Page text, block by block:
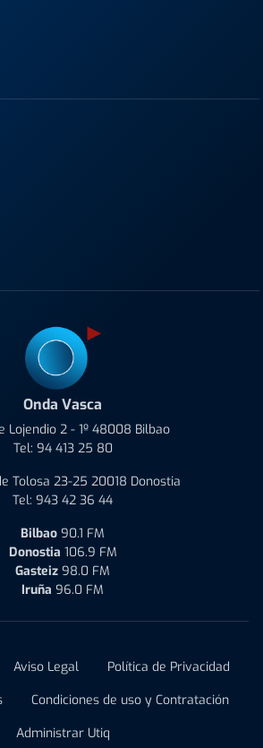
Onda Vasca
Lojendio 2 - 1º 48008 Bilbao
Tel: 94 413 25 80
Tolosa 23-25 20018 Donostia
Tel: 943 42 36 44
Bilbao 90.1 FM
Donostia 106.9 FM
Gasteiz 98.0 FM
Iruña 96.0 FM
Aviso Legal
Política de Privacidad
Condiciones de uso y Contratación
Administrar Utiq